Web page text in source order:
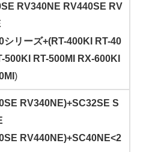
RV340NE RV440SE RV
シリーズ+(RT-400KI RT-40
500KI RT-500MI RX-600KI
)
RV340NE)+SC32SE S
RV440NE)+SC40NE<2